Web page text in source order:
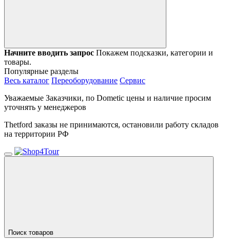
Начните вводить запрос Покажем подсказки, категории и
товары.
Популярные разделы
Весь каталог Переоборудование Сервис
Уважаемые Заказчики, по Dometic цены и наличие просим
уточнять у менеджеров
Thetford заказы не принимаются, остановили работу складов
на территории РФ
Поиск товаров